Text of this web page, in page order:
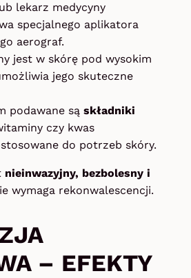
lekarz medycyny
specjalnego aplikatora
aerograf.
jest w skórę pod wysokim
jego skuteczne
podawane są składniki
czy kwas
do potrzeb skóry.
nieinwazyjny, bezbolesny i
wymaga rekonwalescencji.
– EFEKTY